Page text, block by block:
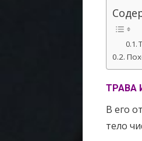
ТРАВА
В его
тело